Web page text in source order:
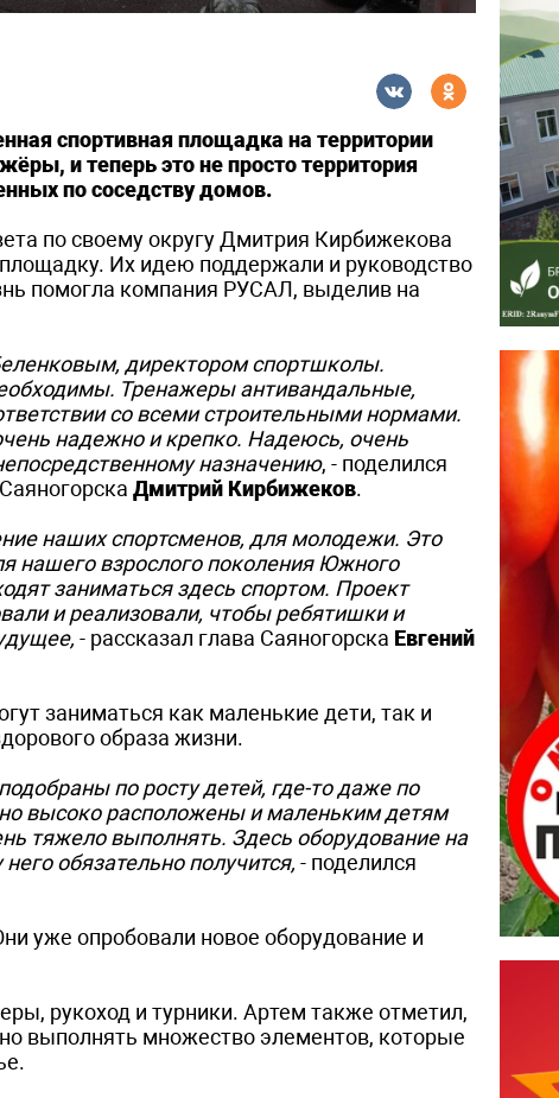
спортивная площадка на территории
и теперь это не просто территория
по соседству домов.
по своему округу Дмитрия Кирбижекова
Их идею поддержали и руководство
помогла компания РУСАЛ, выделив на
директором спортшколы.
Тренажеры антивандальные,
со всеми строительными нормами.
надежно и крепко. Надеюсь, очень
назначению, - поделился
Дмитрий Кирбижеков.
наших спортсменов, для молодежи. Это
нашего взрослого поколения Южного
заниматься здесь спортом. Проект
и реализовали, чтобы ребятишки и
- рассказал глава Саяногорска Евгений
заниматься как маленькие дети, так и
образа жизни.
по росту детей, где-то даже по
высоко расположены и маленьким детям
тяжело выполнять. Здесь оборудование на
обязательно получится, - поделился
уже опробовали новое оборудование и
рукоход и турники. Артем также отметил,
выполнять множество элементов, которые